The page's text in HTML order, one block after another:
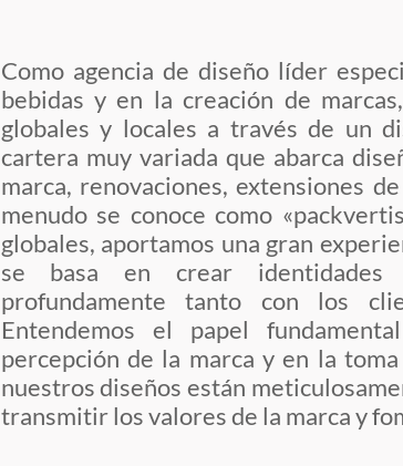
Como agencia de diseño líder
bebidas y en la creación de
globales y locales a través de un
cartera muy variada que abarca
marca, renovaciones, extensiones
menudo se conoce como
globales, aportamos una gran
se basa en crear identidades
profundamente tanto con los
Entendemos el papel
percepción de la marca y en la
nuestros diseños están
transmitir los valores de la marca y